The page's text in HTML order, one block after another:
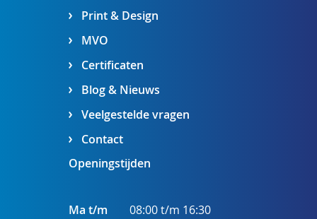
Print & Design
MVO
Certificaten
Blog & Nieuws
Veelgestelde vragen
Contact
Openingstijden
Ma t/m
08:00 t/m 16:30